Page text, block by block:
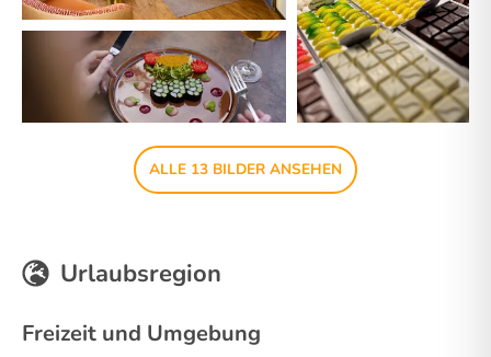
ALLE 13 BILDER ANSEHEN
Urlaubsregion
Freizeit und Umgebung